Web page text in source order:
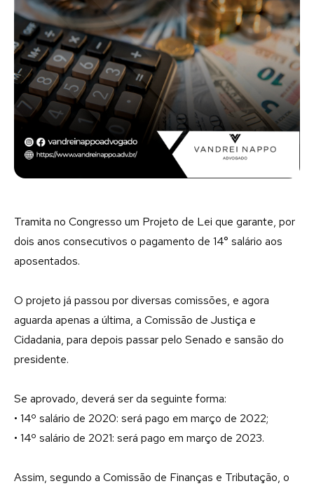
Tramita no Congresso um Projeto de Lei que garante, por
dois anos consecutivos o pagamento de 14° salário aos
aposentados.
O projeto já passou por diversas comissões, e agora
aguarda apenas a última, a Comissão de Justiça e
Cidadania, para depois passar pelo Senado e sansão do
presidente.
Se aprovado, deverá ser da seguinte forma:
• 14º salário de 2020: será pago em março de 2022;
• 14º salário de 2021: será pago em março de 2023.
Assim, segundo a Comissão de Finanças e Tributação, o